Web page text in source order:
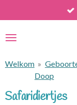
direct
naar
Welkom »
Doop
Safaridiertjes